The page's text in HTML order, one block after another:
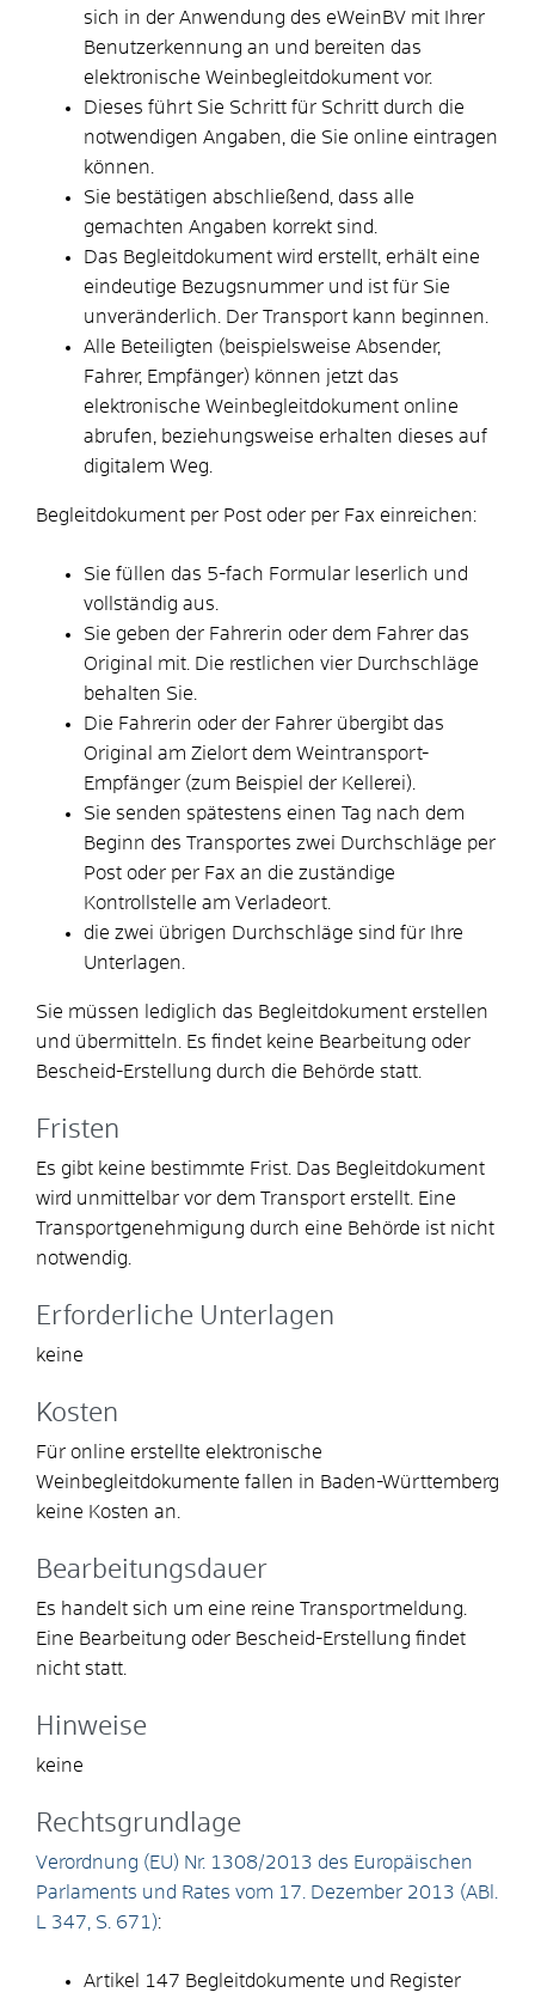
sich in der Anwendung des eWeinBV mit Ihrer
Benutzerkennung an und bereiten das
elektronische Weinbegleitdokument vor.
Dieses führt Sie Schritt für Schritt durch die
notwendigen Angaben, die Sie online eintragen
können.
Sie bestätigen abschließend, dass alle
gemachten Angaben korrekt sind.
Das Begleitdokument wird erstellt, erhält eine
eindeutige Bezugsnummer und ist für Sie
unveränderlich. Der Transport kann beginnen.
Alle Beteiligten (beispielsweise Absender,
Fahrer, Empfänger) können jetzt das
elektronische Weinbegleitdokument online
abrufen, beziehungsweise erhalten dieses auf
digitalem Weg.
Begleitdokument per Post oder per Fax einreichen:
Sie füllen das 5-fach Formular leserlich und
vollständig aus.
Sie geben der Fahrerin oder dem Fahrer das
Original mit. Die restlichen vier Durchschläge
behalten Sie.
Die Fahrerin oder der Fahrer übergibt das
Original am Zielort dem Weintransport-
Empfänger (zum Beispiel der Kellerei).
Sie senden spätestens einen Tag nach dem
Beginn des Transportes zwei Durchschläge per
Post oder per Fax an die zuständige
Kontrollstelle am Verladeort.
die zwei übrigen Durchschläge sind für Ihre
Unterlagen.
Sie müssen lediglich das Begleitdokument erstellen
und übermitteln. Es findet keine Bearbeitung oder
Bescheid-Erstellung durch die Behörde statt.
Fristen
Es gibt keine bestimmte Frist. Das Begleitdokument
wird unmittelbar vor dem Transport erstellt. Eine
Transportgenehmigung durch eine Behörde ist nicht
notwendig.
Erforderliche Unterlagen
keine
Kosten
Für online erstellte elektronische
Weinbegleitdokumente fallen in Baden-Württemberg
keine Kosten an.
Bearbeitungsdauer
Es handelt sich um eine reine Transportmeldung.
Eine Bearbeitung oder Bescheid-Erstellung findet
nicht statt.
Hinweise
keine
Rechtsgrundlage
Verordnung (EU) Nr. 1308/2013 des Europäischen
Parlaments und Rates vom 17. Dezember 2013 (ABl.
L 347, S. 671):
Artikel 147 Begleitdokumente und Register